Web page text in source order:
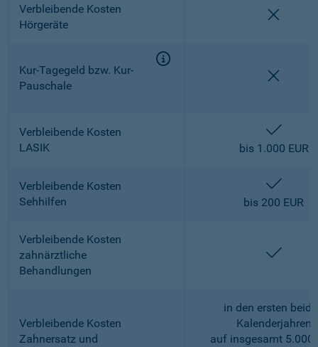
Verbleibende Kosten
Hörgeräte
Kur-Tagegeld bzw. Kur-
Pauschale
Verbleibende Kosten
LASIK
bis 1.000 EUR
Verbleibende Kosten
Sehhilfen
bis 200 EUR
Verbleibende Kosten
zahnärztliche
Behandlungen
Verbleibende Kosten
Zahnersatz und
in den ersten
Kalenderjahren
auf insgesamt 5.000